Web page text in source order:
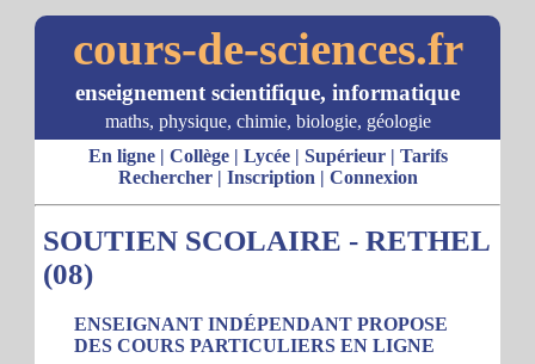
cours-de-sciences.fr
enseignement scientifique, informatique
maths, physique, chimie, biologie, géologie
En ligne| Collège| Lycée| Supérieur| Tarifs
Rechercher| Inscription | Connexion
SOUTIEN SCOLAIRE - RETHEL
(08)
ENSEIGNANT INDÉPENDANT PROPOSE
DES COURS PARTICULIERS EN LIGNE